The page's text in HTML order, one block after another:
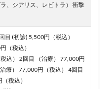
、シアリス、レビトラ） 衝撃
目 (初診) 5,500円（税込）
（税込）
込） 2回目 （治療） 77,000円
治療） 77,000円（税込） 4回目
税込）